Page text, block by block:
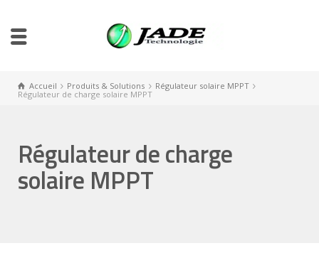
Accueil Produits & Solutions
Régulateur solaire MPPT
Régulateur de charge solaire MPPT
Régulateur de charge
solaire MPPT